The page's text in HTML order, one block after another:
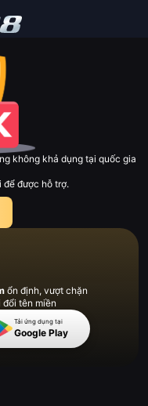
không khả dụng tại quốc gia
được hỗ trợ.
ổn định, vượt chặn
tên miền
Tải ứng dụng tại
Google Play